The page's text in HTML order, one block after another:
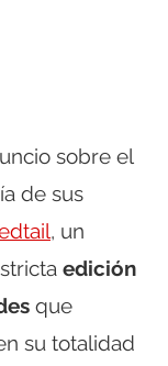
sobre el
de sus
, un
edición
que
su totalidad